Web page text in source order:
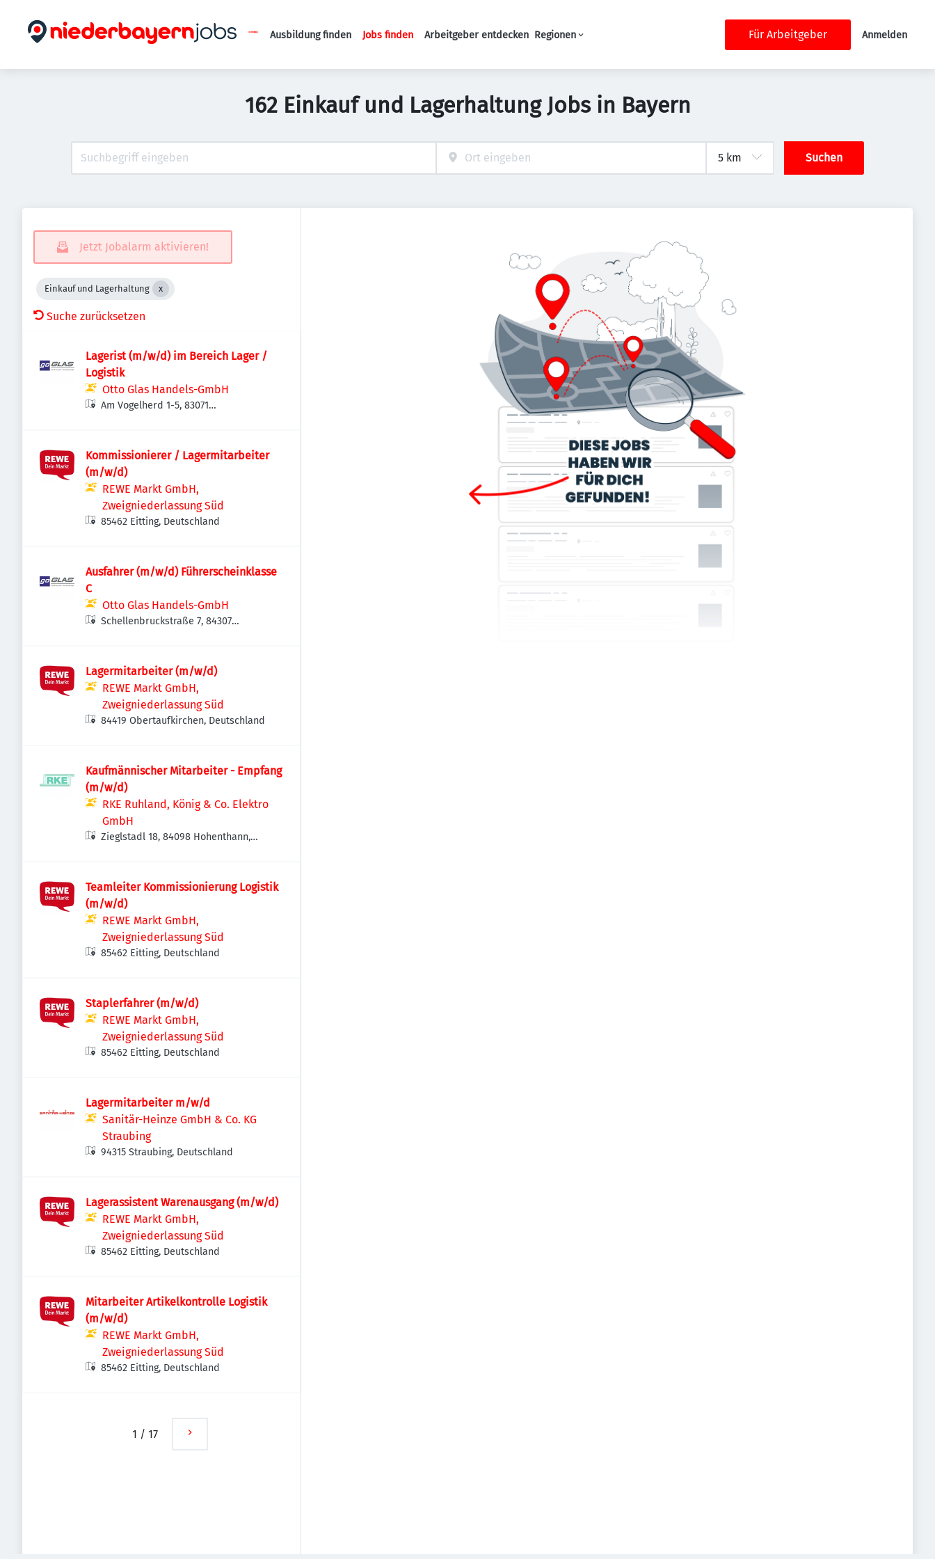
Haupt-Navigation
Ausbildung finden Jobs finden Arbeitgeber entdecken Regionen Für Arbeitgeber Anmelden
162 Einkauf und Lagerhaltung Jobs in Bayern
Suchen
Jetzt Jobalarm aktivieren!
Einkauf und Lagerhaltung
Suche zurücksetzen
Lagerist (m/w/d) im Bereich Lager /
Logistik
Otto Glas Handels-GmbH
Am Vogelherd 1-5, 83071
Kommissionierer / Lagermitarbeiter
(m/w/d)
REWE Markt GmbH,
Zweigniederlassung Süd
85462 Eitting, Deutschland
Ausfahrer (m/w/d) Führerscheinklasse
C
Otto Glas Handels-GmbH
Schellenbruckstraße 7, 84307
Lagermitarbeiter (m/w/d)
REWE Markt GmbH,
Zweigniederlassung Süd
84419 Obertaufkirchen, Deutschland
Kaufmännischer Mitarbeiter - Empfang
(m/w/d)
RKE Ruhland, König & Co. Elektro
GmbH
Zieglstadl 18, 84098 Hohenthann,
Teamleiter Kommissionierung Logistik
(m/w/d)
REWE Markt GmbH,
Zweigniederlassung Süd
85462 Eitting, Deutschland
Staplerfahrer (m/w/d)
REWE Markt GmbH,
Zweigniederlassung Süd
85462 Eitting, Deutschland
Lagermitarbeiter m/w/d
Sanitär-Heinze GmbH & Co. KG
Straubing
94315 Straubing, Deutschland
Lagerassistent Warenausgang (m/w/d)
REWE Markt GmbH,
Zweigniederlassung Süd
85462 Eitting, Deutschland
Mitarbeiter Artikelkontrolle Logistik
(m/w/d)
REWE Markt GmbH,
Zweigniederlassung Süd
85462 Eitting, Deutschland
1 / 17